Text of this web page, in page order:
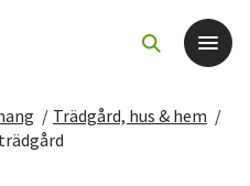
/ Trädgård, hus & hem /